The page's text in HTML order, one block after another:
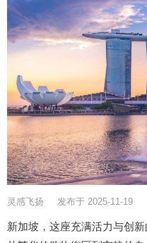
灵感飞扬 发布于 2025-11-19
新加坡，这座充满活力与创